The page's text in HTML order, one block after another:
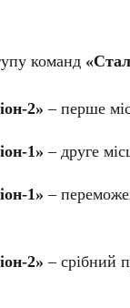
команд
2» – перше
1» – друге
1» –
2» – срібний